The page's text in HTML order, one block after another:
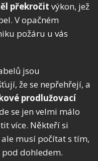
překročit výkon, jež
V opačném
požáru u vás
jsou
že se nepřehřejí, a
prodlužovací
se jen velmi málo
více. Někteří si
musí počítat s tím,
dohledem.